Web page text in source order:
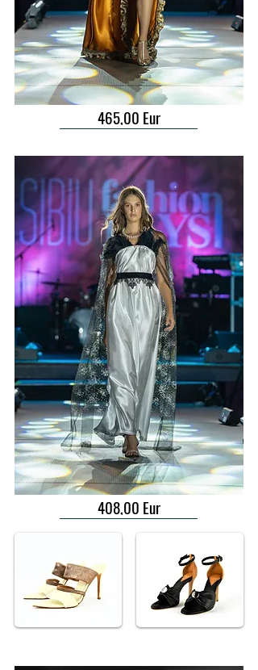
465,00 Eur
408,00 Eur